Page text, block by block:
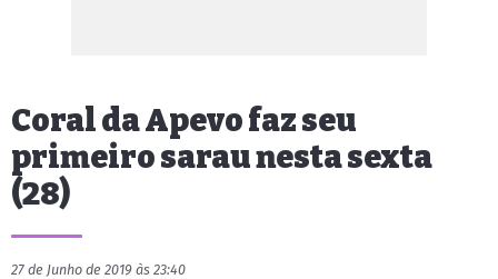
Coral da Apevo faz seu
primeiro sarau nesta sexta
(28)
27 de Junho de 2019 às 23:40